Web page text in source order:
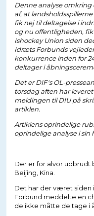
Denne analyse omkring
af, at
fik nej til deltagelse i
og nu offentligheden,
Ishockey Union siden
Idræts Forbunds
konkurrence inden for
deltager i
Det er DIF's OL-
torsdag aften har
meldingen til DIU på
artiklen.
Artiklens oprindelige
oprindelige analyse i
Der er for alvor udbrudt
Beijing, Kina.
Det har der været siden
Forbund meddelte en
de ikke måtte deltage i